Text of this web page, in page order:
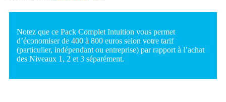
Notez que ce Pack Complet Intuition vous permet
d’économiser de 400 à 800 euros selon votre tarif
(particulier, indépendant ou entreprise) par rapport à l’achat
des Niveaux 1, 2 et 3 séparément.